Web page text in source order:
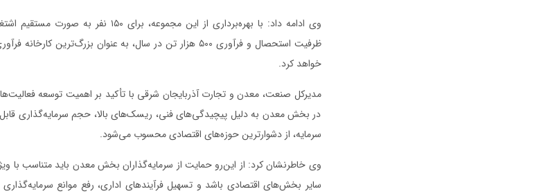
وی ادامه داد: با بهره‌برداری از این مجموعه،
ظرفیت استحصال و فرآوری ۵۰۰ هزار تن در سال، به عنوان بزرگ‌ترین
خواهد کرد.
مدیرکل صنعت، معدن و تجارت آذربایجان شرقی با تأکید بر اهمیت توسعه
در بخش معدن به دلیل پیچیدگی‌های فنی، ریسک‌های بالا، حجم سرمایه‌گذاری
سرمایه، از دشوارترین حوزه‌های اقتصادی محسوب می‌شود.
وی خاطرنشان کرد: از این‌رو حمایت از سرمایه‌گذاران بخش معدن باید متناسب با
سایر بخش‌های اقتصادی باشد و تسهیل فرآیندهای اداری، رفع موانع